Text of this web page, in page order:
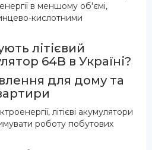
в меншому об'ємі,
кислотними
літієвий
64В в Україні?
для дому та
літієві акумулятори
роботу побутових